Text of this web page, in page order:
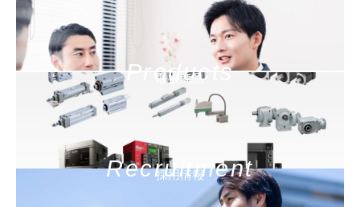
Products
取扱商品
Recruitment
採用情報